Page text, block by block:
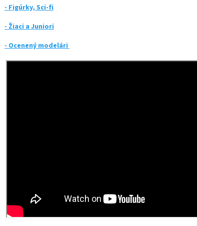
- Figúrky, Sci-fi
- Žiaci a Juniori
- Ocenený modelári